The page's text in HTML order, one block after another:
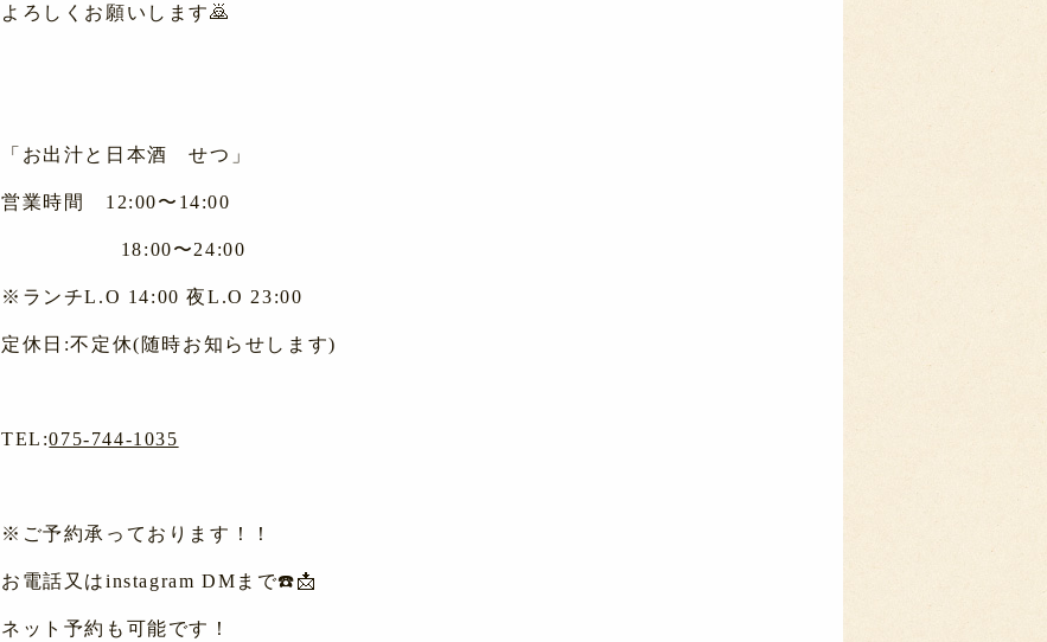
よろしくお願いします🙇
「お出汁と日本酒 せつ」
営業時間 12:00〜14:00
18:00〜24:00
※ランチL.O 14:00 夜L.O 23:00
定休日:不定休(随時お知らせします)
TEL:075-744-1035
※ご予約承っております！！
お電話又はinstagram DMまで☎️📩
ネット予約も可能です！